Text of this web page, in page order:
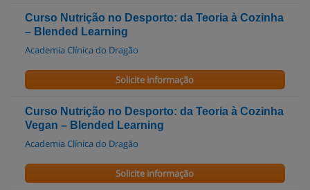
Curso Nutrição no Desporto: da Teoria à Cozinha
– Blended Learning
Academia Clínica do Dragão
Solicite informação
Curso Nutrição no Desporto: da Teoria à Cozinha
Vegan – Blended Learning
Academia Clínica do Dragão
Solicite informação